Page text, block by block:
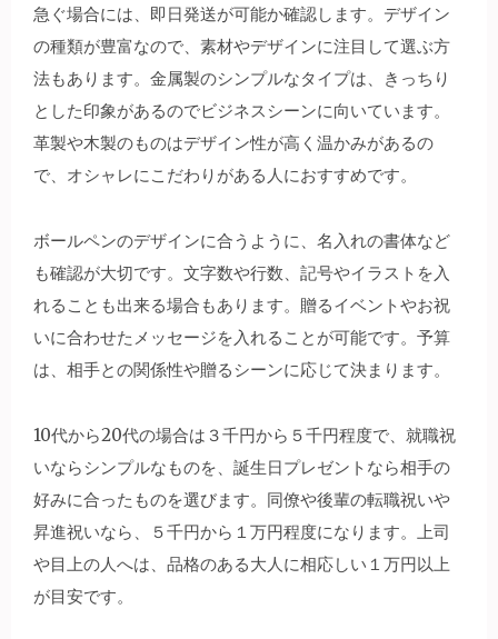
急ぐ場合には、即日発送が可能か確認します。デザイン
の種類が豊富なので、素材やデザインに注目して選ぶ方
法もあります。金属製のシンプルなタイプは、きっちり
とした印象があるのでビジネスシーンに向いています。
革製や木製のものはデザイン性が高く温かみがあるの
で、オシャレにこだわりがある人におすすめです。
ボールペンのデザインに合うように、名入れの書体など
も確認が大切です。文字数や行数、記号やイラストを入
れることも出来る場合もあります。贈るイベントやお祝
いに合わせたメッセージを入れることが可能です。予算
は、相手との関係性や贈るシーンに応じて決まります。
10代から20代の場合は３千円から５千円程度で、就職祝
いならシンプルなものを、誕生日プレゼントなら相手の
好みに合ったものを選びます。同僚や後輩の転職祝いや
昇進祝いなら、５千円から１万円程度になります。上司
や目上の人へは、品格のある大人に相応しい１万円以上
が目安です。